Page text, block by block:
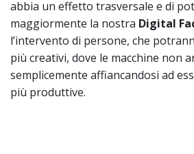
abbia un effetto trasversale e di
maggiormente la nostra Digital
l’intervento di persone, che
più creativi, dove le macchine non
semplicemente affiancandosi ad
più produttive.